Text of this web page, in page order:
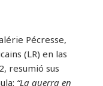
Pécresse,
(LR) en las
resumió sus
“La guerra en